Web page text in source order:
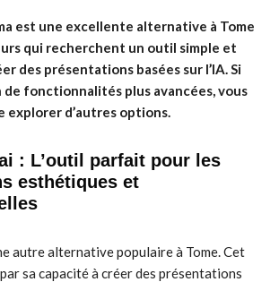
est une excellente alternative à Tome
qui recherchent un outil simple et
des présentations basées sur l’IA. Si
de fonctionnalités plus avancées, vous
d’autres options.
: L’outil parfait pour les
esthétiques et
autre alternative populaire à Tome. Cet
sa capacité à créer des présentations